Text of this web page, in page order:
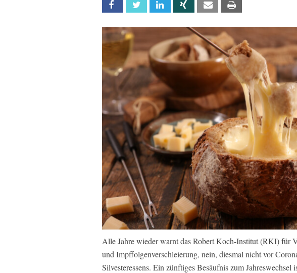
Facebook Twitter Linkedin Xing Email
Alle Jahre wieder warnt das Robert Koch-Institut (RKI) für
und Impffolgenverschleierung, nein, diesmal nicht vor
Silvesteressens. Ein zünftiges Besäufnis zum Jahreswechsel